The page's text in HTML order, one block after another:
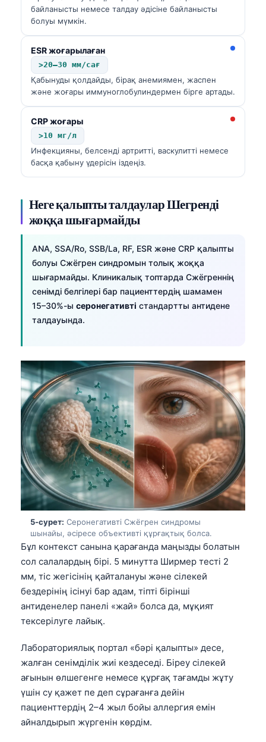
байланысты немесе талдау әдісіне байланысты
болуы мүмкін.
ESR жоғарылаған
>20–30 мм/сағ
Қабынуды қолдайды, бірақ анемиямен, жаспен
және жоғары иммуноглобулиндермен бірге артады.
CRP жоғары
>10 мг/л
Инфекцияны, белсенді артритті, васкулитті немесе
басқа қабыну үдерісін іздеңіз.
Неге қалыпты талдаулар Шегренді
жоққа шығармайды
ANA, SSA/Ro, SSB/La, RF, ESR және CRP қалыпты
болуы Сжёгрен синдромын толық жоққа
шығармайды. Клиникалық топтарда Сжёгреннің
сенімді белгілері бар пациенттердің шамамен
15–30%-ы серонегативті стандартты антидене
талдауында.
5-сурет: Серонегативті Сжёгрен синдромы
шынайы, әсіресе объективті құрғақтық болса.
Бұл контекст санына қарағанда маңызды болатын
сол салалардың бірі. 5 минутта Ширмер тесті 2
мм, тіс жегісінің қайталануы және сілекей
бездерінің ісінуі бар адам, тіпті бірінші
антиденелер панелі «жай» болса да, мұқият
тексерілуге лайық.
Лабораториялық портал «бәрі қалыпты» десе,
жалған сенімділік жиі кездеседі. Біреу сілекей
ағынын өлшегенге немесе құрғақ тағамды жұту
үшін су қажет пе деп сұрағанға дейін
пациенттердің 2–4 жыл бойы аллергия емін
айналдырып жүргенін көрдім.
Монгол
ພາສາລາວ
Basa Jawa
Cebuano
ئۇيغۇرچە
Кыргызча
Татар теле
Беларуская мова
Esperanto
Frysk
Ślōnskŏ gŏdka
Norsk bokmål